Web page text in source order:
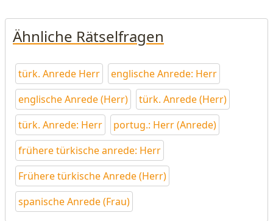
Ähnliche Rätselfragen
türk. Anrede Herr
englische Anrede: Herr
englische Anrede (Herr)
türk. Anrede (Herr)
türk. Anrede: Herr
portug.: Herr (Anrede)
frühere türkische anrede: Herr
Frühere türkische Anrede (Herr)
spanische Anrede (Frau)